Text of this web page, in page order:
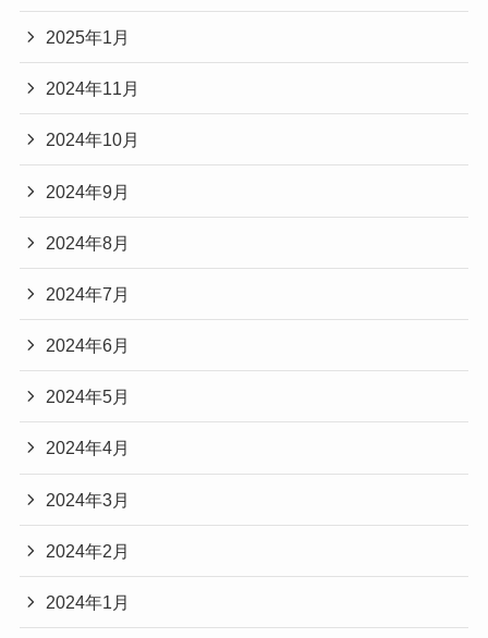
2025年1月
2024年11月
2024年10月
2024年9月
2024年8月
2024年7月
2024年6月
2024年5月
2024年4月
2024年3月
2024年2月
2024年1月